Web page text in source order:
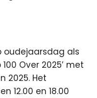
oudejaarsdag als
Over 2025’ met
2025. Het
12.00 en 18.00